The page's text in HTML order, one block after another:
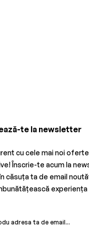
te la newsletter
cu cele mai noi
Înscrie-te acum la
căsuța ta de email